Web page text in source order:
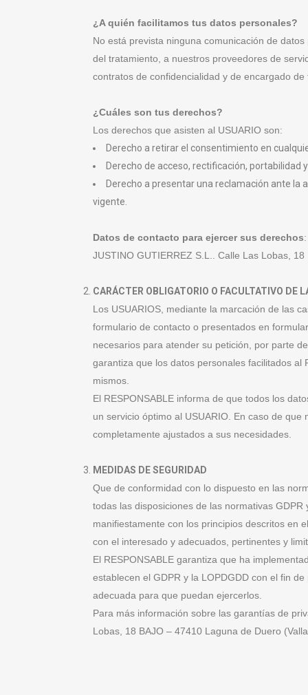
¿A quién facilitamos tus datos personales?
No está prevista ninguna comunicación de
del tratamiento, a nuestros proveedores de
contratos de confidencialidad y de encargado
¿Cuáles son tus derechos?
Los derechos que asisten al USUARIO son:
Derecho a retirar el consentimiento en
Derecho de acceso, rectificación, portabilidad
Derecho a presentar una reclamación ante
vigente.
Datos de contacto para ejercer sus derechos:
JUSTINO GUTIERREZ S.L.. Calle Las Lobas,
CARÁCTER OBLIGATORIO O FACULTATIVO DE
Los USUARIOS, mediante la marcación de las
formulario de contacto o presentados en
necesarios para atender su petición, por parte
garantiza que los datos personales facilitados al
mismos.
El RESPONSABLE informa de que todos los
un servicio óptimo al USUARIO. En caso de
completamente ajustados a sus necesidades.
MEDIDAS DE SEGURIDAD
Que de conformidad con lo dispuesto en las
todas las disposiciones de las normativas
manifiestamente con los principios descritos en
con el interesado y adecuados, pertinentes y
El RESPONSABLE garantiza que ha
establecen el GDPR y la LOPDGDD con el fin
adecuada para que puedan ejercerlos.
Para más información sobre las garantías de
Lobas, 18 BAJO – 47410 Laguna de Duero